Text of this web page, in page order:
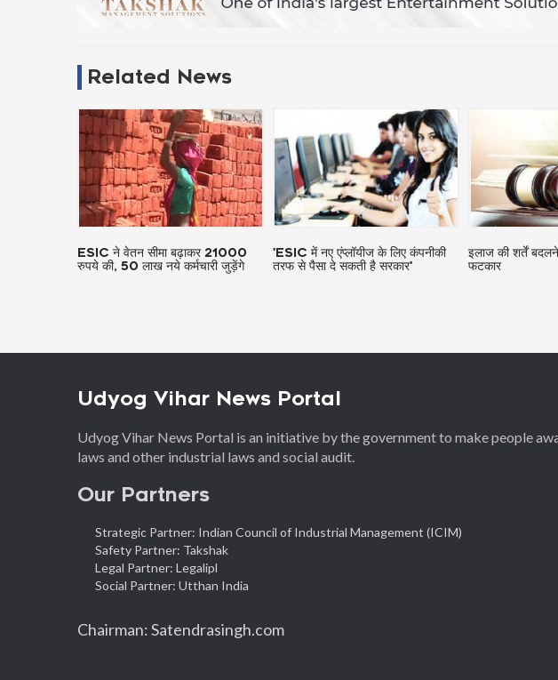
Related News
'ESIC में नए एंप्लॉयीज के लिए कंपनीकी
तरफ से पैसा दे सकती है सरकार'
इलाज की शर्तें बदलने पर ईएसआईसी को
फटकार
कर्मचारी राज्य बीमा
दी मंजूरी
Udyog Vihar News Portal
Udyog Vihar News Portal is an initiative by the government to make people
laws and other industrial laws and social audit.
Our Partners
Strategic Partner: Indian Council of Industrial Management (ICIM)
Safety Partner: Takshak
Legal Partner: Legalipl
Social Partner: Utthan India
Chairman: Satendrasingh.com